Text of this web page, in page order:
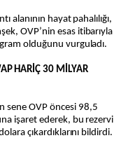
alanının hayat pahalılığı,
OVP’nin esas itibarıyla
olduğunu vurguladı.
HARİÇ 30 MİLYAR
sene OVP öncesi 98,5
işaret ederek, bu rezervi
çıkardıklarını bildirdi.